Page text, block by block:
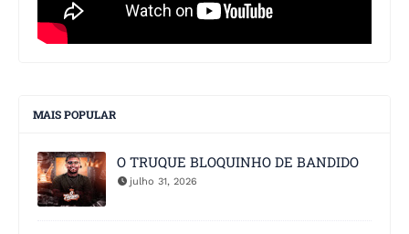
MAIS POPULAR
O TRUQUE BLOQUINHO DE BANDIDO
julho 31, 2026